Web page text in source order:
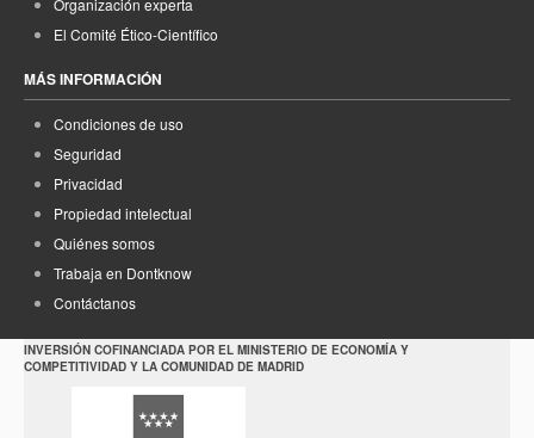
Organización experta
El Comité Ético-Científico
MÁS INFORMACIÓN
Condiciones de uso
Seguridad
Privacidad
Propiedad intelectual
Quiénes somos
Trabaja en Dontknow
Contáctanos
INVERSIÓN COFINANCIADA POR EL MINISTERIO DE ECONOMÍA Y
COMPETITIVIDAD Y LA COMUNIDAD DE MADRID